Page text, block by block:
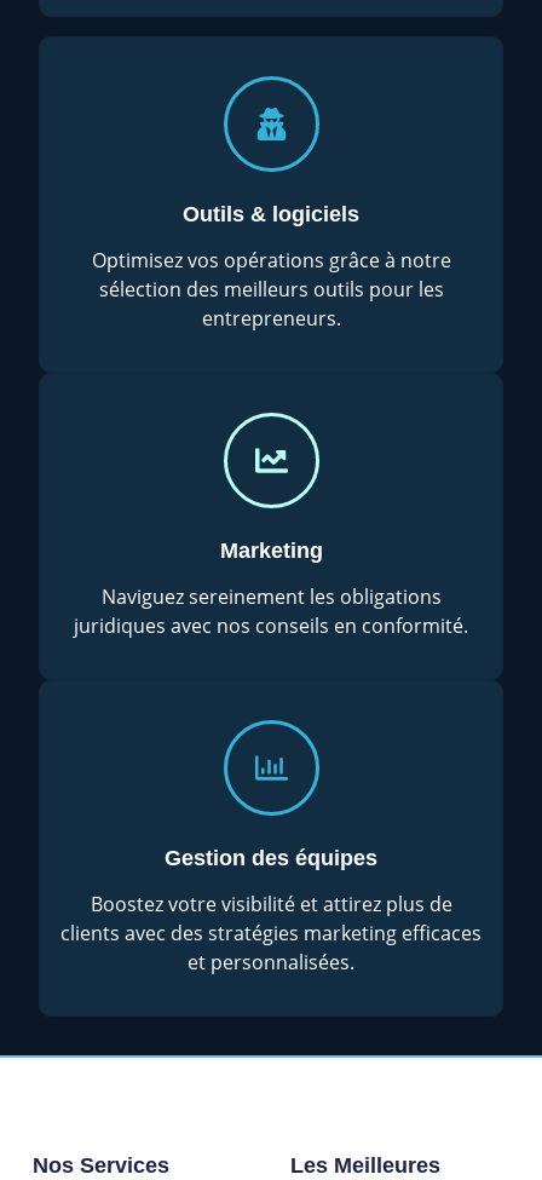
Outils & logiciels
Optimisez vos opérations grâce à notre
sélection des meilleurs outils pour les
entrepreneurs.
Marketing
Naviguez sereinement les obligations
juridiques avec nos conseils en conformité.
Gestion des équipes
Boostez votre visibilité et attirez plus de
clients avec des stratégies marketing efficaces
et personnalisées.
Nos Services
Les Meilleures